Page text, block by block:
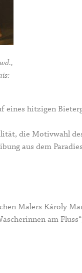
eines hitzigen
die Motivwahl
aus dem
Malers Károly
am